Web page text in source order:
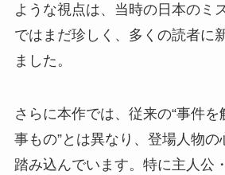
ような視点は、当時の日本のミ
ではまだ珍しく、多くの読者に
ました。
さらに本作では、従来の“事件を
事もの”とは異なり、登場人物の
踏み込んでいます。特に主人公